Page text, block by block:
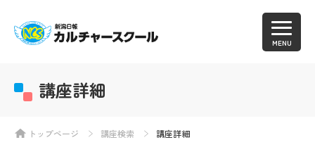
MENU
講座詳細
トップページ 講座検索 講座詳細